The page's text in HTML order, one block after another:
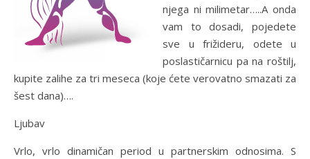
njega ni milimetar…..A onda
vam to dosadi, pojedete
sve u frižideru, odete u
poslastičarnicu pa na roštilj,
kupite zalihe za tri meseca (koje ćete verovatno smazati za
šest dana)….
Ljubav
Vrlo, vrlo dinamičan period u partnerskim odnosima. S